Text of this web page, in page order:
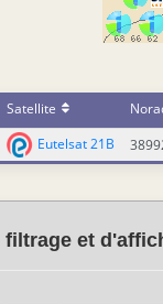
Satellite
Eutelsat 21B
filtrage et